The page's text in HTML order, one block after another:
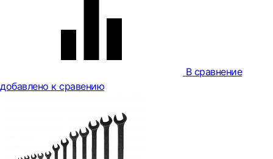
В сравнение
добавлено к сравению